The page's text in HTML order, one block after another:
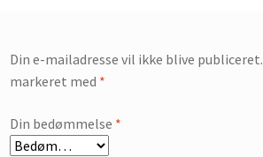
Din e-mailadresse vil ikke blive publiceret.
markeret med *
Din bedømmelse *